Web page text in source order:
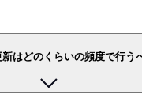
はどのくらいの頻度で行う